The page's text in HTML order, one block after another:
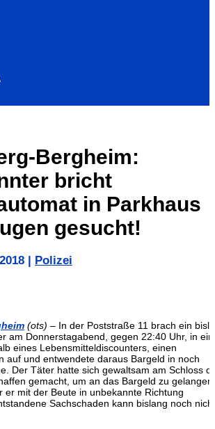
Bergheim:
bricht
in Parkhaus
gesucht!
Polizei
(ots) – In der Poststraße 11 brach ein
am Donnerstagabend, gegen 22:40 Uhr, in
eines Lebensmitteldiscounters, einen
auf und entwendete daraus Bargeld in noch
Der Täter hatte sich gewaltsam am Schloss
gemacht, um an das Bargeld zu gelangen.
er mit der Beute in unbekannte Richtung
Sachschaden kann bislang noch nicht